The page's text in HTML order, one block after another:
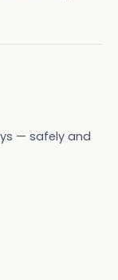
— safely and